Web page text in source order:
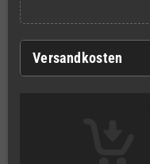
Versandkosten